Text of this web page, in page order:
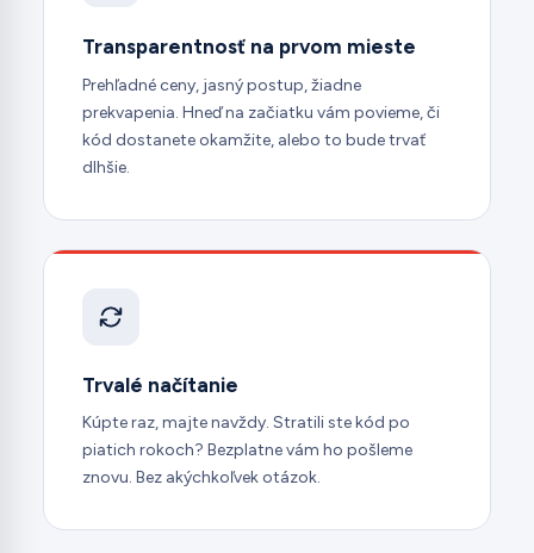
Transparentnosť na prvom mieste
Prehľadné ceny, jasný postup, žiadne
prekvapenia. Hneď na začiatku vám povieme, či
kód dostanete okamžite, alebo to bude trvať
dlhšie.
Trvalé načítanie
Kúpte raz, majte navždy. Stratili ste kód po
piatich rokoch? Bezplatne vám ho pošleme
znovu. Bez akýchkoľvek otázok.